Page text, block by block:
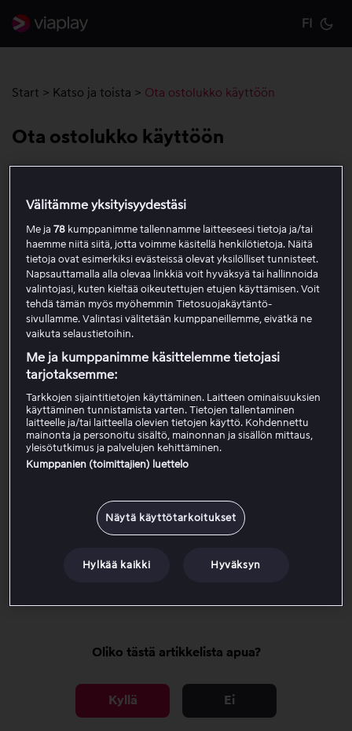
FI
Start > Katso ja toista > Ota ostolukko käyttöön
Ota ostolukko käyttöön
kaikissa kertamaksullisissa ostoissa, mukaan lukien
profiileja.
Näin otat ostolukon käyttöön
Avaa tilivalikko napsauttamalla profiilikuvaa
oikeassa yläkulmassa.
Valitse Oma tili.
Avaa Tilin asetukset.
Valitse Luo koodi ostolukolle.
Anna nelinumeroinen koodi.
Tallenna koodi aktivoidaksesi ostolukon.
Kun ostolukko on aktivoitu, koodi vaaditaan kaikissa
Unohditko koodin?
Napsauta tästä siirtyäksesi sivulle, jossa voit nollata
Oliko tästä artikkelista apua?
Kyllä Ei
Välitämme yksityisyydestäsi
Me ja78 kumppanimme tallennamme laitteeseesi tietoja ja/tai
haemme niitä siitä, jotta voimme käsitellä henkilötietoja. Näitä
tietoja ovat esimerkiksi evästeissä olevat yksilölliset tunnisteet.
Napsauttamalla alla olevaa linkkiä voit hyväksyä tai hallinnoida
valintojasi, kuten kieltää oikeutettujen etujen käyttämisen. Voit
tehdä tämän myös myöhemmin Tietosuojakäytäntö-
sivullamme. Valintasi välitetään kumppaneillemme, eivätkä ne
vaikuta selaustietoihin.
Me ja kumppanimme käsittelemme tietojasi
tarjotaksemme:
Tarkkojen sijaintitietojen käyttäminen. Laitteen ominaisuuksien
käyttäminen tunnistamista varten. Tietojen tallentaminen
laitteelle ja/tai laitteella olevien tietojen käyttö. Kohdennettu
mainonta ja personoitu sisältö, mainonnan ja sisällön mittaus,
yleisötutkimus ja palvelujen kehittäminen.
Kumppanien (toimittajien) luettelo
Näytä käyttötarkoitukset
Hylkää kaikki Hyväksyn